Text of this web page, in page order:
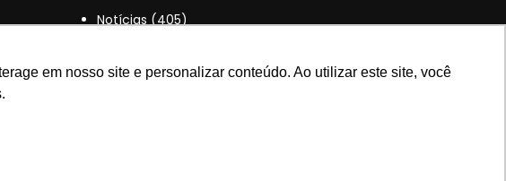
em nosso site e personalizar conteúdo. Ao utilizar este site, você
Notícias (405)